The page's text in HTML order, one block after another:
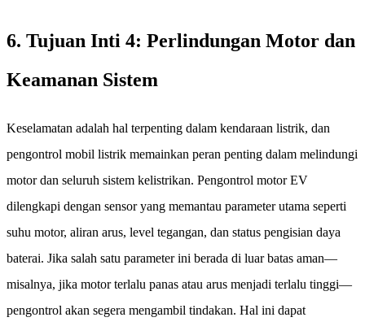
6. Tujuan Inti 4: Perlindungan Motor dan
Keamanan Sistem
Keselamatan adalah hal terpenting dalam kendaraan listrik, dan
pengontrol mobil listrik memainkan peran penting dalam melindungi
motor dan seluruh sistem kelistrikan. Pengontrol motor EV
dilengkapi dengan sensor yang memantau parameter utama seperti
suhu motor, aliran arus, level tegangan, dan status pengisian daya
baterai. Jika salah satu parameter ini berada di luar batas aman—
misalnya, jika motor terlalu panas atau arus menjadi terlalu tinggi—
pengontrol akan segera mengambil tindakan. Hal ini dapat